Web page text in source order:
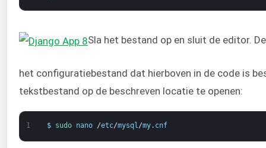
Sla het bestand op en sluit de editor.
het configuratiebestand dat hierboven in de code is
tekstbestand op de beschreven locatie te openen:
1 $ sudo nano /etc/mysql /my. cnf